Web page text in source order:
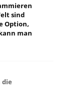
sind
Option,
man
die